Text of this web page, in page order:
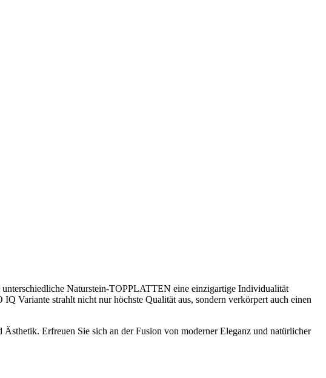
Naturstein-TOPPLATTEN eine einzigartige Individualität
Variante strahlt nicht nur höchste Qualität aus, sondern verkörpert auch einen
Erfreuen Sie sich an der Fusion von moderner Eleganz und natürlicher